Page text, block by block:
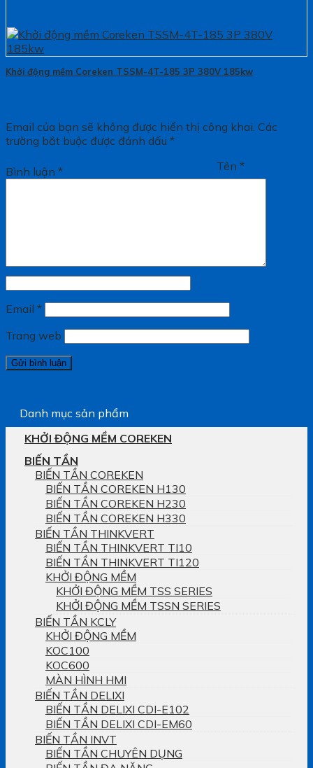
Khởi động mềm Coreken TSSM-4T-185 3P 380V 185kw
Email của bạn sẽ không được hiển thị công khai. Các
trường bắt buộc được đánh dấu *
Bình luận * Tên*
Email *
Trang web
Danh mục sản phẩm
KHỞI ĐỘNG MỀM COREKEN
BIẾN TẦN
BIẾN TẦN COREKEN
BIẾN TẦN COREKEN H130
BIẾN TẦN COREKEN H230
BIẾN TẦN COREKEN H330
BIẾN TẦN THINKVERT
BIẾN TẦN THINKVERT TI10
BIẾN TẦN THINKVERT TI120
KHỞI ĐỘNG MỀM
KHỞI ĐỘNG MỀM TSS SERIES
KHỞI ĐỘNG MỀM TSSN SERIES
BIẾN TẦN KCLY
KHỞI ĐỘNG MỀM
KOC100
KOC600
MÀN HÌNH HMI
BIẾN TẦN DELIXI
BIẾN TẦN DELIXI CDI-E102
BIẾN TẦN DELIXI CDI-EM60
BIẾN TẦN INVT
BIẾN TẦN CHUYÊN DỤNG